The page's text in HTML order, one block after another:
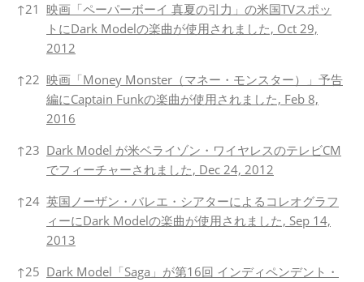
↑21 映画「ペーパーボーイ 真夏の引力」の米国TVスポッ
トにDark Modelの楽曲が使用されました, Oct 29,
2012
↑22 映画「Money Monster（マネー・モンスター）」予告
編にCaptain Funkの楽曲が使用されました, Feb 8,
2016
↑23 Dark Model が米ベライゾン・ワイヤレスのテレビCM
でフィーチャーされました, Dec 24, 2012
↑24 英国ノーザン・バレエ・シアターによるコレオグラフ
ィーにDark Modelの楽曲が使用されました, Sep 14,
2013
↑25 Dark Model「Saga」が第16回 インディペンデント・